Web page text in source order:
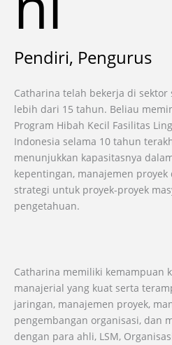
Pendiri, Pengurus
Catharina telah bekerja di
lebih dari 15 tahun. Beliau
Program Hibah Kecil Fasilitas
Indonesia selama 10 tahun
menunjukkan kapasitasnya
kepentingan, manajemen
strategi untuk proyek-proyek
pengetahuan.
Catharina memiliki kemampuan
manajerial yang kuat serta
jaringan, manajemen proyek,
pengembangan organisasi, dan
dengan para ahli, LSM,